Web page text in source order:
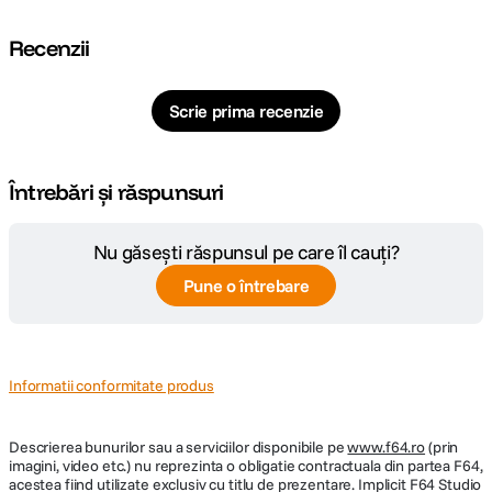
Disponibil intr-o culoare rafinata Dark Moss, Yoga Creator 7i combina
epuizeze, Rapid Charge Express va va oferi pana la 2 ore de utilizare cu
15 minute de incarcare.
nominala
8192 KB
Tehnologie
Intel® UHD Graphics
Greutate 1.8 Kg
Recenzii
Scrie prima recenzie
Întrebări și răspunsuri
Nu găsești răspunsul pe care îl cauți?
Pune o întrebare
Informatii conformitate produs
Descrierea bunurilor sau a serviciilor disponibile pewww.f64.ro(prin
imagini, video etc.) nu reprezinta o obligatie contractuala din partea F64,
acestea fiind utilizate exclusiv cu titlu de prezentare. Implicit F64 Studio